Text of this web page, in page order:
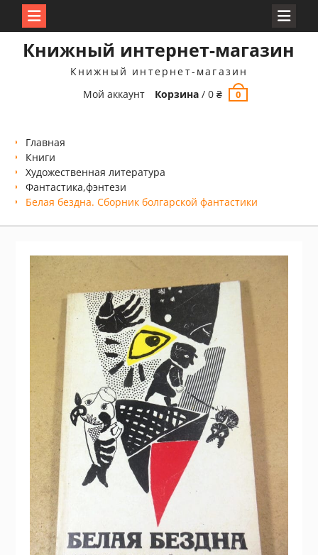
Книжный интернет-магазин
Книжный интернет-магазин
Мой аккаунт
Корзина /0₴ 0
Главная
Книги
Xудожественная литература
Фантастика,фэнтези
Белая бездна. Сборник болгарской фантастики